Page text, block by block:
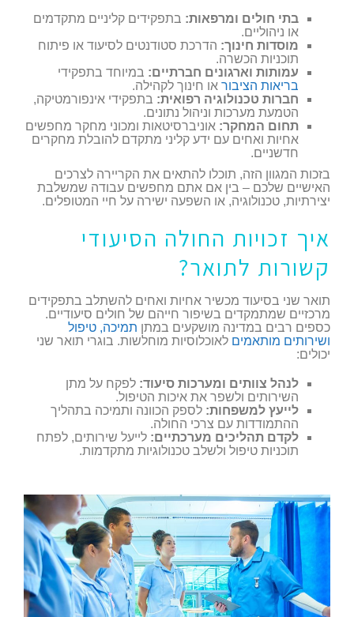
בתי חולים ומרפאות: בתפקידים קליניים מתקדמים
או ניהוליים.
מוסדות חינוך: הדרכת סטודנטים לסיעוד או פיתוח
תוכניות הכשרה.
עמותות וארגונים חברתיים: במיוחד בתפקידי
בריאות הציבור או חינוך לקהילה.
חברות טכנולוגיה רפואית: בתפקידי אינפורמטיקה,
הטמעת מערכות וניהול נתונים.
תחום המחקר: אוניברסיטאות ומכוני מחקר מחפשים
אחיות ואחים עם ידע קליני מתקדם להובלת מחקרים
חדשניים.
בזכות המגוון הזה, תוכלו להתאים את הקריירה לצרכים
האישיים שלכם – בין אם אתם מחפשים עבודה שמשלבת
יצירתיות, טכנולוגיה, או השפעה ישירה על חיי המטופלים.
איך זכויות החולה הסיעודי
קשורות לתואר?
תואר שני בסיעוד מכשיר אחיות ואחים להשתלב בתפקידים
מרכזיים שמתמקדים בשיפור חייהם של חולים סיעודיים.
כספים רבים במדינה מושקעים במתן תמיכה, טיפול
ושירותים מותאמים לאוכלוסיות מוחלשות. בוגרי תואר שני
יכולים:
לנהל צוותים ומערכות סיעוד: לפקח על מתן
השירותים ולשפר את איכות הטיפול.
לייעץ למשפחות: לספק הכוונה ותמיכה בתהליך
ההתמודדות עם צרכי החולה.
לקדם תהליכים מערכתיים: לייעל שירותים, לפתח
תוכניות טיפול ולשלב טכנולוגיות מתקדמות.